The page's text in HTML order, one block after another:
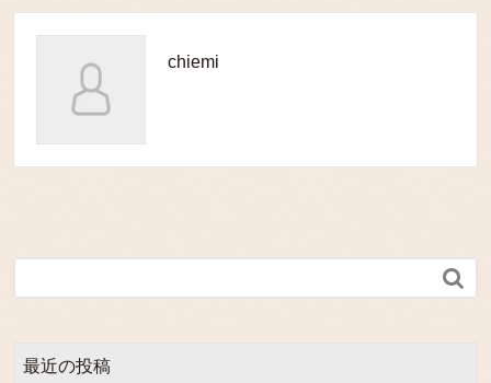
chiemi

最近の投稿